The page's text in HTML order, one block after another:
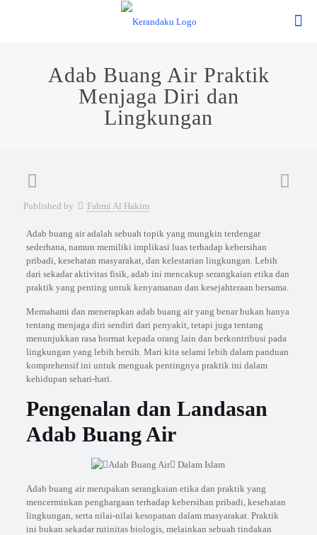
Adab Buang Air Praktik
Menjaga Diri dan
Lingkungan
Published by Fahmi Al Hakim
Adab buang air adalah sebuah topik yang mungkin terdengar
sederhana, namun memiliki implikasi luas terhadap kebersihan
pribadi, kesehatan masyarakat, dan kelestarian lingkungan. Lebih
dari sekadar aktivitas fisik, adab ini mencakup serangkaian etika dan
praktik yang penting untuk kenyamanan dan kesejahteraan bersama.
Memahami dan menerapkan adab buang air yang benar bukan hanya
tentang menjaga diri sendiri dari penyakit, tetapi juga tentang
menunjukkan rasa hormat kepada orang lain dan berkontribusi pada
lingkungan yang lebih bersih. Mari kita selami lebih dalam panduan
komprehensif ini untuk menguak pentingnya praktik ini dalam
kehidupan sehari-hari.
Pengenalan dan Landasan
Adab Buang Air
Adab buang air merupakan serangkaian etika dan praktik yang
mencerminkan penghargaan terhadap kebersihan pribadi, kesehatan
lingkungan, serta nilai-nilai kesopanan dalam masyarakat. Praktik
ini bukan sekadar rutinitas biologis, melainkan sebuah tindakan